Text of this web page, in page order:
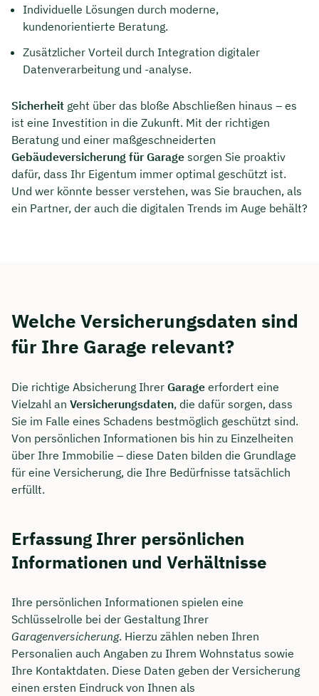
Individuelle Lösungen durch moderne,
kundenorientierte Beratung.
Zusätzlicher Vorteil durch Integration digitaler
Datenverarbeitung und -analyse.
Sicherheit geht über das bloße Abschließen hinaus – es
ist eine Investition in die Zukunft. Mit der richtigen
Beratung und einer maßgeschneiderten
Gebäudeversicherung für Garage sorgen Sie proaktiv
dafür, dass Ihr Eigentum immer optimal geschützt ist.
Und wer könnte besser verstehen, was Sie brauchen, als
ein Partner, der auch die digitalen Trends im Auge behält?
Welche Versicherungsdaten sind
für Ihre Garage relevant?
Die richtige Absicherung Ihrer Garage erfordert eine
Vielzahl an Versicherungsdaten, die dafür sorgen, dass
Sie im Falle eines Schadens bestmöglich geschützt sind.
Von persönlichen Informationen bis hin zu Einzelheiten
über Ihre Immobilie – diese Daten bilden die Grundlage
für eine Versicherung, die Ihre Bedürfnisse tatsächlich
erfüllt.
Erfassung Ihrer persönlichen
Informationen und Verhältnisse
Ihre persönlichen Informationen spielen eine
Schlüsselrolle bei der Gestaltung Ihrer
Garagenversicherung. Hierzu zählen neben Ihren
Personalien auch Angaben zu Ihrem Wohnstatus sowie
Ihre Kontaktdaten. Diese Daten geben der Versicherung
einen ersten Eindruck von Ihnen als